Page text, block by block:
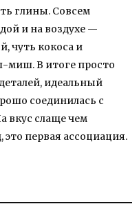
глины. Совсем
и на воздухе —
чуть кокоса и
миш. В итоге просто
идеальный
соединилась с
вкус слаще чем
это первая ассоциация.